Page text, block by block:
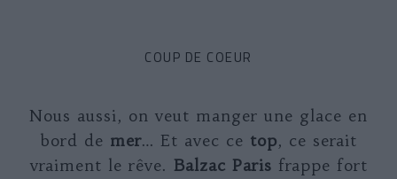
COUP DE COEUR
Nous aussi, on veut manger une glace en
bord de mer… Et avec ce top, ce serait
vraiment le rêve. Balzac Paris frappe fort